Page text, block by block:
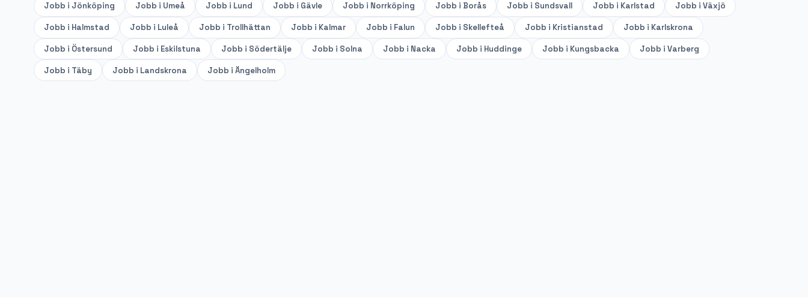
Jobb i Jönköping Jobb i Umeå Jobb i Lund Jobb i Gävle Jobb i Norrköping Jobb i Borås Jobb i Sundsvall Jobb i Karlstad Jobb i Växjö
Jobb i Halmstad Jobb i Luleå Jobb i Trollhättan Jobb i Kalmar Jobb i Falun Jobb i Skellefteå Jobb i Kristianstad Jobb i Karlskrona
Jobb i Östersund Jobb i Eskilstuna Jobb i Södertälje Jobb i Solna Jobb i Nacka Jobb i Huddinge Jobb i Kungsbacka Jobb i Varberg
Jobb i Täby Jobb i Landskrona Jobb i Ängelholm